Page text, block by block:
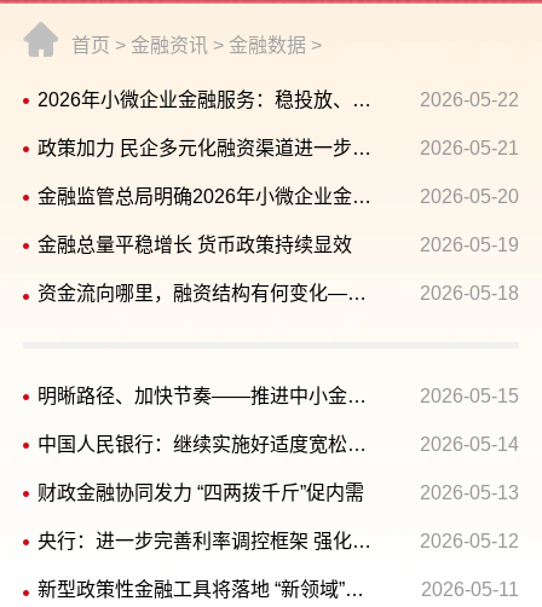
首页 > 金融资讯 > 金融数据>
2026年小微企业金融服务：稳投放、优结构、提质量、可持续 2026-05-22
政策加力 民企多元化融资渠道进一步畅通 2026-05-21
金融监管总局明确2026年小微企业金融服务工作要求 2026-05-20
金融总量平稳增长 货币政策持续显效 2026-05-19
资金流向哪里，融资结构有何变化——透视4月金融统计数据 2026-05-18
明晰路径、加快节奏——推进中小金融机构减量提质 2026-05-15
中国人民银行：继续实施好适度宽松的货币政策 2026-05-14
财政金融协同发力 “四两拨千斤”促内需 2026-05-13
央行：进一步完善利率调控框架 强化央行政策利率引导 2026-05-12
新型政策性金融工具将落地 “新领域”或成投放重点 2026-05-11